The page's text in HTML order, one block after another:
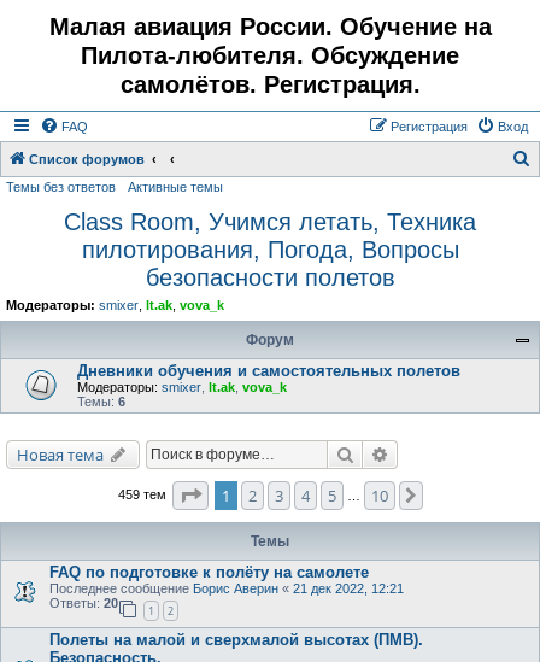
Малая авиация России. Обучение на
Пилота-любителя. Обсуждение
самолётов. Регистрация.
FAQ Вход
Регистрация
Список форумов
Темы без ответов Активные темы
Class Room, Учимся летать, Техника
пилотирования, Погода, Вопросы
безопасности полетов
Модераторы: smixer lt.ak vova_k
Форум
Дневники обучения и самостоятельных полетов
Модераторы: smixer lt.ak vova_k
Темы: 6
Новая тема Поиск
459 тем Страница1 из
1 2 3 4 5 10
Темы
FAQ по подготовке к полёту на самолете
Последнее сообщение Борис Аверин « 21 дек 2022, 12:21
Ответы: 20
1 2
Полеты на малой и сверхмалой высотах (ПМВ).
Безопасность.